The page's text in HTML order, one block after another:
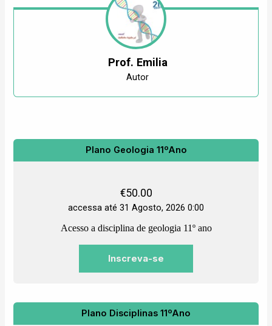
Prof. Emilia
Autor
Plano Geologia 11ºAno
€50.00
accessa até 31 Agosto, 2026 0:00
Acesso a disciplina de geologia 11º ano
Inscreva-se
Plano Disciplinas 11ºAno